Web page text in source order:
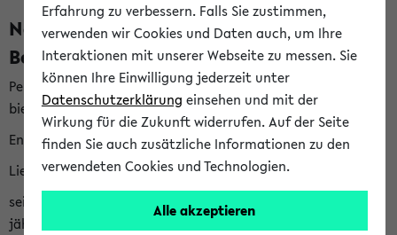
Nachhaltigkeitspreis 2026:
Bewerbungsphase gestartet (06.08.26)
Per E-Mail eingestellt von nachhaltigkeitsbuero@uni-
bielefeld.de an den Verteiler 'Alle Studierenden':
English version below
Liebe Studierende,
seit 2023 verleiht das Rektorat der Universität Bielefeld
jährlich den Nachhaltigkeitspreis für Abschlussarbeiten. Sie
Erfahrung zu verbessern. Falls Sie zustimmen,
verwenden wir Cookies und Daten auch, um Ihre
Interaktionen mit unserer Webseite zu messen. Sie
können Ihre Einwilligung jederzeit unter
Datenschutzerklärung einsehen und mit der
Wirkung für die Zukunft widerrufen. Auf der Seite
finden Sie auch zusätzliche Informationen zu den
verwendeten Cookies und Technologien.
Alle akzeptieren